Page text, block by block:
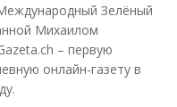
Зелёный
Михаилом
– первую
онлайн-газету в